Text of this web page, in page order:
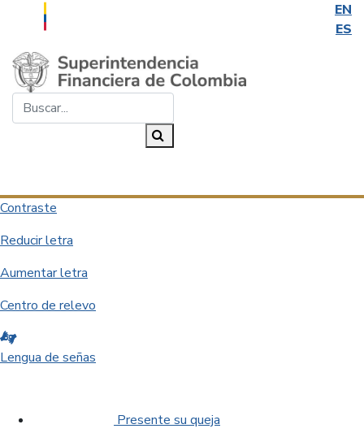
EN
ES
Saltar al contenido principal
Contraste
Reducir letra
Aumentar letra
Centro de relevo
Lengua de señas
Presente su queja